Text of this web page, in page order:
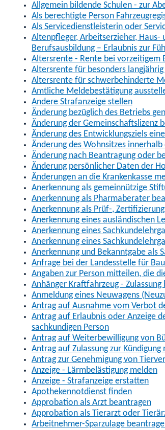
Allgemein bildende Schulen - zur
Als berechtigte Person
Als Servicedienstleisterin oder
Altenpfleger, Arbeitserzieher, Haus-
Berufsausbildung – Erlaubnis zur
Altersrente - Rente bei vorzeitigem
Altersrente für besonders
Altersrente für schwerbehinderte
Amtliche Meldebestätigung
Andere Strafanzeige stellen
Änderung bezüglich des Betriebs
Änderung der Gemeinschaftslizenz
Änderung des Entwicklungsziels
Änderung des Wohnsitzes
Änderung nach Beantragung oder
Änderung persönlicher Daten der
Änderungen an die Krankenkasse
Anerkennung als gemeinnützige
Anerkennung als Pharmaberater
Anerkennung als Prüf-,
Anerkennung eines ausländischen
Anerkennung eines
Anerkennung eines
Anerkennung und Bekanntgabe als
Anfrage bei der Landesstelle für
Angaben zur Person mitteilen, die
Anhänger Kraftfahrzeug - Zulassung
Anmeldung eines Neuwagens
Antrag auf Ausnahme vom Verbot
Antrag auf Erlaubnis oder Anzeige
sachkundigen Person
Antrag auf Weiterbewilligung von
Antrag auf Zulassung zur
Antrag zur Genehmigung von
Anzeige - Lärmbelästigung melden
Anzeige - Strafanzeige erstatten
Apothekennotdienst finden
Approbation als Arzt beantragen
Approbation als Tierarzt oder
Arbeitnehmer-Sparzulage